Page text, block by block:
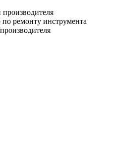
ремонту инструмента